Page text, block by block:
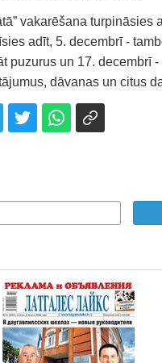
vakarēšana turpināsies
adīt, 5. decembrī -
puzurus un 17. decembrī -
dāvanas un citus